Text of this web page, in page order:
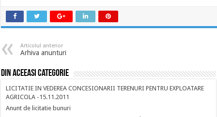
Articolul anterior
Arhiva anunturi
Din aceeasi categorie
LICITATIE IN VEDEREA CONCESIONARII TERENURI PENTRU EXPLOATARE
AGRICOLA -15.11.2011
Anunt de licitatie bunuri